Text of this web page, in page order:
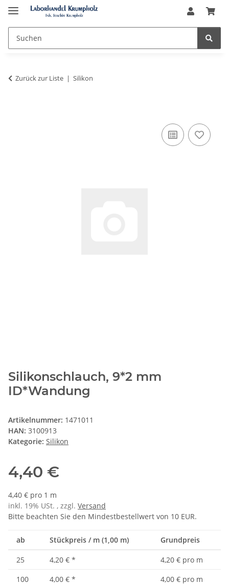
Zurück zur Liste Silikon
Silikonschlauch, 9*2 mm
ID*Wandung
Artikelnummer: 1471011
HAN: 3100913
Kategorie: Silikon
4,40 €
4,40 € pro 1 m
inkl. 19% USt. , zzgl. Versand
Bitte beachten Sie den Mindestbestellwert von 10 EUR.
ab Stückpreis / m (1,00 m) Grundpreis
25 4,20 € *
4,20 € pro m
100
4,00 € *
4,00 € pro m